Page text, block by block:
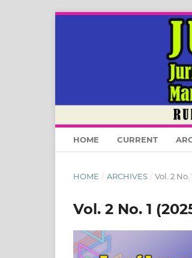
HOME CURRENT
HOME / ARCHIVES / Vol. 2 No.
Vol. 2 No. 1